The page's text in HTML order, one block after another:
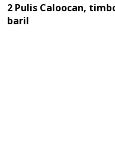
2 Pulis Caloocan,
baril